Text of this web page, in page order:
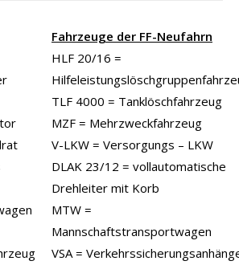
Fahrzeuge der FF-Neufahrn
HLF 20/16 =
TLF 4000 = Tanklöschfahrzeug
MZF = Mehrzweckfahrzeug
V-LKW = Versorgungs – LKW
DLAK 23/12 = vollautomatische
Drehleiter mit Korb
MTW =
Mannschaftstransportwagen
VSA =